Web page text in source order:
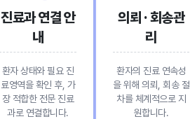
진료과 연결 안
내
환자 상태와 필요 진
료영역을 확인 후, 가
장 적합한 전문 진료
과로 연결합니다.
의뢰 · 회송관
리
환자의 진료 연속성
을 위해 의뢰, 회송 절
차를 체계적으로 지
원합니다.